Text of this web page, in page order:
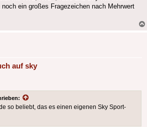
ein großes Fragezeichen nach Mehrwert
auf sky
so beliebt, das es einen eigenen Sky Sport-